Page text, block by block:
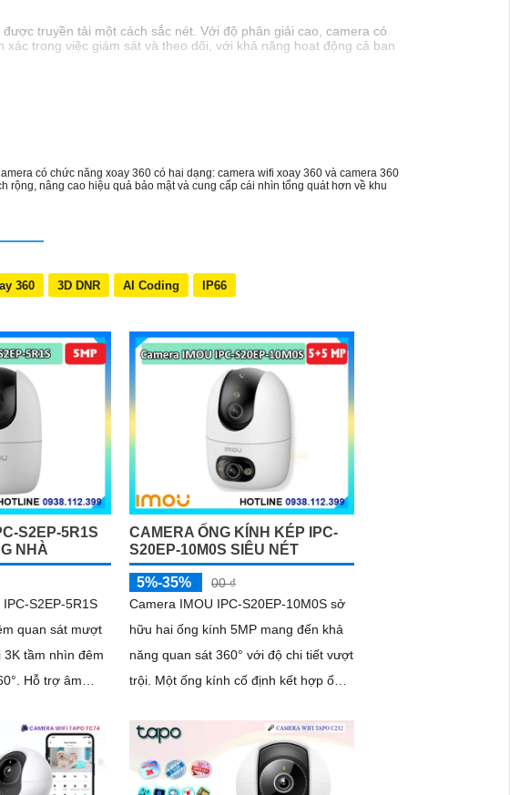
truyền tải một cách sắc nét. Với độ phân giải cao, camera có
trong việc giám sát và theo dõi, với khả năng hoạt động cả ban
có chức năng xoay 360 có hai dạng: camera wifi xoay 360 và camera 360
rộng, nâng cao hiệu quả bảo mật và cung cấp cái nhìn tổng quát hơn về khu
360 3D DNR AI Coding IP66
S2EP-5R1S
NHÀ
S2EP-5R1S
quan sát mượt
3K tầm nhìn đêm
âm
nhớ tới 256GB
CAMERA ỐNG KÍNH KÉP IPC-
S20EP-10M0S SIÊU NÉT
5%-35%
00 ₫
Camera IMOU IPC-S20EP-10M0S sở
hữu hai ống kính 5MP mang đến khả
năng quan sát 360° với độ chi tiết vượt
trội. Một ống kính cố định kết hợp ống
không bỏ sót điểm mù